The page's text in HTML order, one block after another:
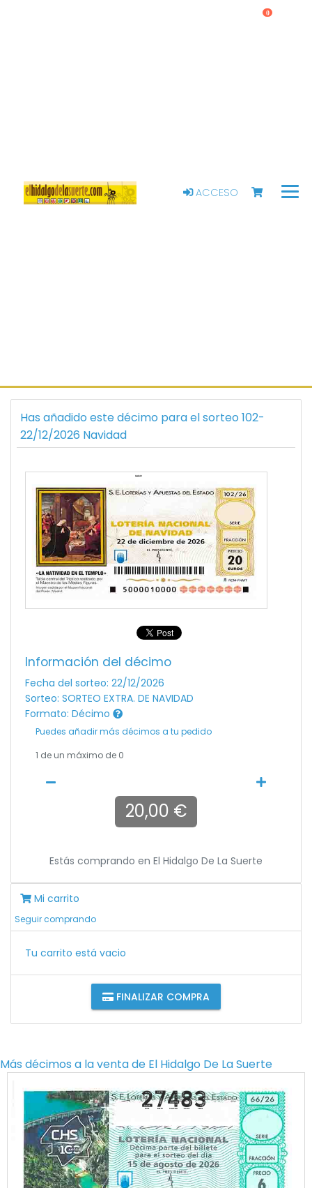
ACCESO
0
Has añadido este décimo para el sorteo 102-
22/12/2026 Navidad
56541
Información del décimo
Fecha del sorteo: 22/12/2026
Sorteo: SORTEO EXTRA. DE NAVIDAD
Formato: Décimo
Puedes añadir más décimos a tu pedido
1 de un máximo de 0
20,00 €
Estás comprando en El Hidalgo De La Suerte
Mi carrito
Seguir comprando
Tu carrito está vacio
FINALIZAR COMPRA
Más décimos a la venta de El Hidalgo De La Suerte
27483